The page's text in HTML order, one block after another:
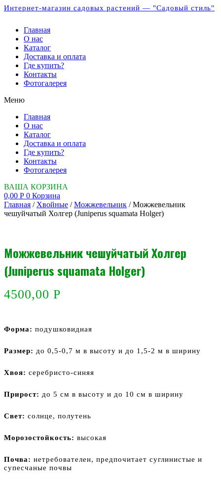
Интернет-магазин садовых растений — "Садовый стиль"
Главная
О нас
Каталог
Доставка и оплата
Где купить?
Контакты
Фотогалерея
Меню
Главная
О нас
Каталог
Доставка и оплата
Где купить?
Контакты
Фотогалерея
ВАША КОРЗИНА
0,00 Р 0 Корзина
Главная / Хвойные /Можжевельник / Можжевельник
чешуйчатый Холгер (Juniperus squamata Holger)
Можжевельник чешуйчатый Холгер
(Juniperus squamata Holger)
4500,00 Р
Форма: подушковидная
Размер: до 0,5-0,7 м в высоту и до 1,5-2 м в ширину
Хвоя: серебристо-синяя
Прирост: до 5 см в высоту и до 10 см в ширину
Свет: солнце, полутень
Морозостойкость: высокая
Почва: нетребователен, предпочитает суглинистые и
супесчаные почвы